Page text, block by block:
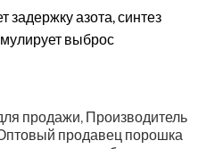
задержку азота, синтез
выброс
продажи, Производитель
продавец порошка